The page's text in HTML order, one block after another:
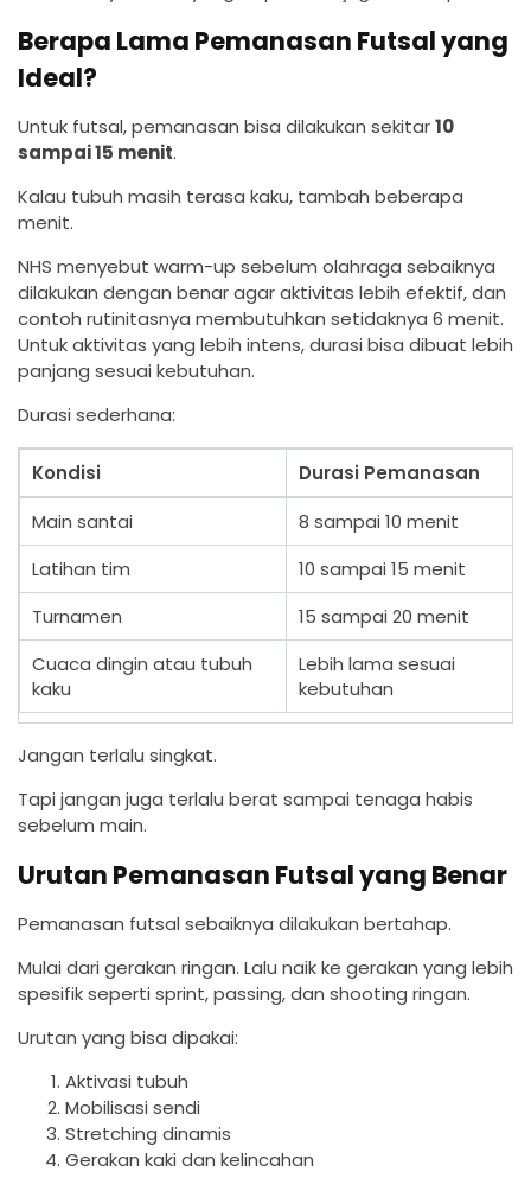
Berapa Lama Pemanasan Futsal yang
Ideal?
Untuk futsal, pemanasan bisa dilakukan sekitar10
sampai 15 menit.
Kalau tubuh masih terasa kaku, tambah beberapa
menit.
NHS menyebut warm-up sebelum olahraga sebaiknya
dilakukan dengan benar agar aktivitas lebih efektif, dan
contoh rutinitasnya membutuhkan setidaknya 6 menit.
Untuk aktivitas yang lebih intens, durasi bisa dibuat lebih
panjang sesuai kebutuhan.
Durasi sederhana:
Kondisi
Durasi Pemanasan
Main santai
8 sampai 10 menit
Latihan tim
10 sampai 15 menit
Turnamen
15 sampai 20 menit
Cuaca dingin atau tubuh
kaku
Lebih lama sesuai
kebutuhan
Jangan terlalu singkat.
Tapi jangan juga terlalu berat sampai tenaga habis
sebelum main.
Urutan Pemanasan Futsal yang Benar
Pemanasan futsal sebaiknya dilakukan bertahap.
Mulai dari gerakan ringan. Lalu naik ke gerakan yang lebih
spesifik seperti sprint, passing, dan shooting ringan.
Urutan yang bisa dipakai:
Aktivasi tubuh
Mobilisasi sendi
Stretching dinamis
Gerakan kaki dan kelincahan